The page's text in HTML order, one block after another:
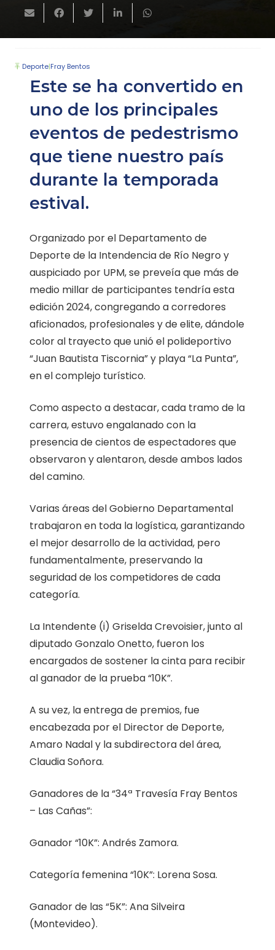
Deporte|Fray Bentos
Este se ha convertido en
uno de los principales
eventos de pedestrismo
que tiene nuestro país
durante la temporada
estival.
Organizado por el Departamento de
Deporte de la Intendencia de Río Negro y
auspiciado por UPM, se preveía que más de
medio millar de participantes tendría esta
edición 2024, congregando a corredores
aficionados, profesionales y de elite, dándole
color al trayecto que unió el polideportivo
“Juan Bautista Tiscornia” y playa “La Punta”,
en el complejo turístico.
Como aspecto a destacar, cada tramo de la
carrera, estuvo engalanado con la
presencia de cientos de espectadores que
observaron y alentaron, desde ambos lados
del camino.
Varias áreas del Gobierno Departamental
trabajaron en toda la logística, garantizando
el mejor desarrollo de la actividad, pero
fundamentalmente, preservando la
seguridad de los competidores de cada
categoría.
La Intendente (i) Griselda Crevoisier, junto al
diputado Gonzalo Onetto, fueron los
encargados de sostener la cinta para recibir
al ganador de la prueba “10K”.
A su vez, la entrega de premios, fue
encabezada por el Director de Deporte,
Amaro Nadal y la subdirectora del área,
Claudia Soñora.
Ganadores de la “34ª Travesía Fray Bentos
– Las Cañas”:
Ganador “10K”: Andrés Zamora.
Categoría femenina “10K”: Lorena Sosa.
Ganador de las “5K”: Ana Silveira
(Montevideo).